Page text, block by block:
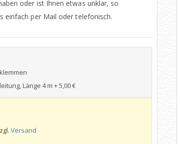
oder ist Ihnen etwas unklar, so
einfach per Mail oder telefonisch.
Länge 4 m +5,00 €
Versand